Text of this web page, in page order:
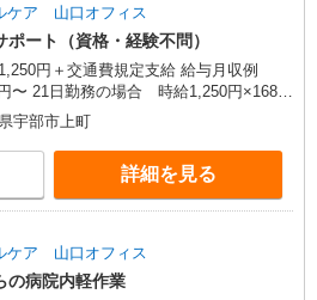
ケア 山口オフィス
ポート（資格・経験不問）
円＋交通費規定支給 給与月収例
〜 21日勤務の場合 時給1,250円×168時
宇部市上町
詳細を見る
ケア 山口オフィス
の病院内軽作業